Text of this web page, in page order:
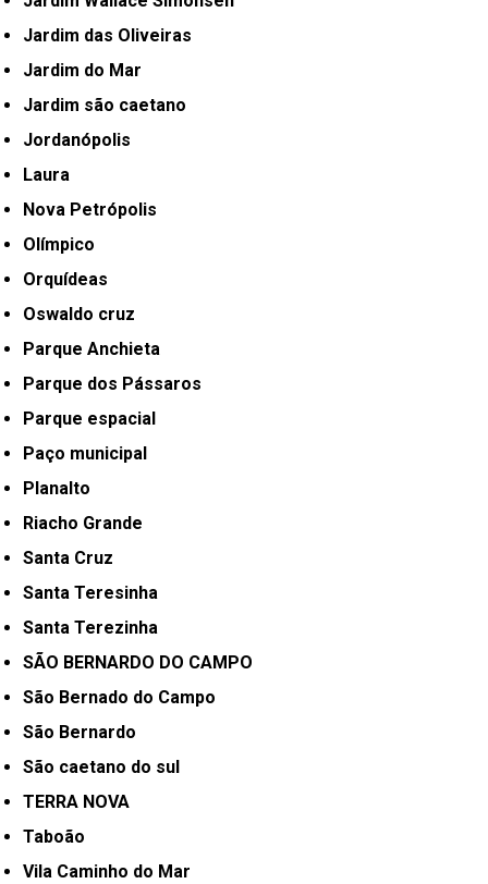
Jardim das Oliveiras
Jardim do Mar
Jardim são caetano
Jordanópolis
Laura
Nova Petrópolis
Olímpico
Orquídeas
Oswaldo cruz
Parque Anchieta
Parque dos Pássaros
Parque espacial
Paço municipal
Planalto
Riacho Grande
Santa Cruz
Santa Teresinha
Santa Terezinha
SÃO BERNARDO DO CAMPO
São Bernado do Campo
São Bernardo
São caetano do sul
TERRA NOVA
Taboão
Vila Caminho do Mar